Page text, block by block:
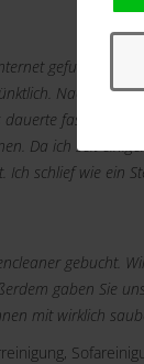
gefunden
Nach einem
fast 1
Da ich seit
schlief wie ein
gebucht.
gaben Sie
mit wirklich